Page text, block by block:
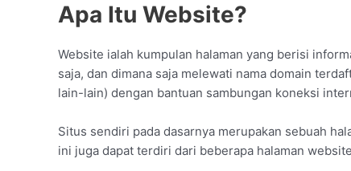
Apa Itu Website?
Website ialah kumpulan halaman yang berisi
saja, dan dimana saja melewati nama domain
lain-lain) dengan bantuan sambungan koneksi
Situs sendiri pada dasarnya merupakan sebuah
ini juga dapat terdiri dari beberapa halaman